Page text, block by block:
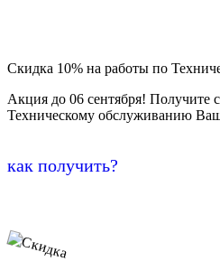
Скидка 10% на работы по
Акция до 06 сентября! Получите
Техническому обслуживанию
как получить?